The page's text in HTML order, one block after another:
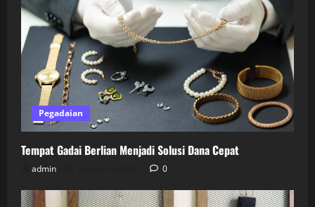
Pegadaian
Tempat Gadai Berlian Menjadi Solusi Dana Cepat
admin 0